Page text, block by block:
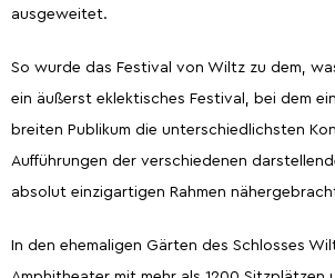
Die
ausgeweitet.
So wurde das Festival von Wiltz zu dem,
ein äußerst eklektisches Festival, bei dem
breiten Publikum die unterschiedlichsten
Aufführungen der verschiedenen
absolut einzigartigen Rahmen
In den ehemaligen Gärten des Schlosses